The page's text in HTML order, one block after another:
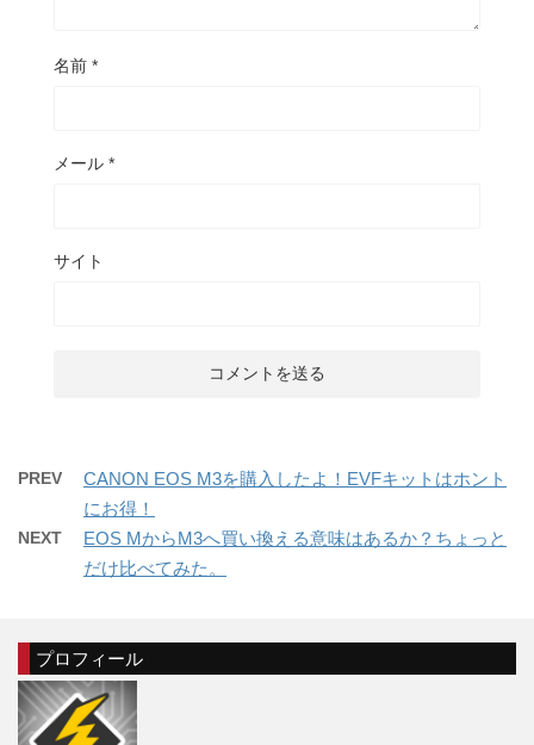
名前 *
メール *
サイト
PREV
CANON EOS M3を購入したよ！EVFキットはホント
にお得！
NEXT
EOS MからM3へ買い換える意味はあるか？ちょっと
だけ比べてみた。
プロフィール